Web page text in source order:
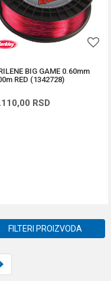
BIG GAME 0.60mm
RED (1342728)
RSD
FILTERI PROIZVODA